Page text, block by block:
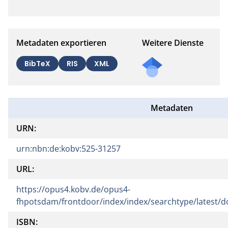
Metadaten exportieren
BibTeX RIS XML
Weitere Dienste
Metadaten
URN:
urn:nbn:de:kobv:525-31257
URL:
https://opus4.kobv.de/opus4-
fhpotsdam/frontdoor/index/index/searchtype/latest/
ISBN: